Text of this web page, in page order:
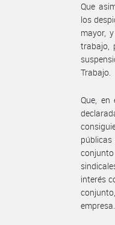
Que
los
mayor,
trabajo,
Trabajo.
Que,
interés
empresa.